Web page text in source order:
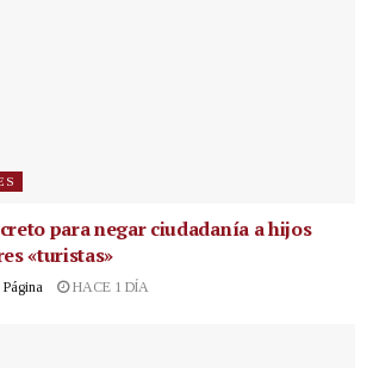
para negar ciudadanía a hijos
«turistas»
HACE 1 DÍA